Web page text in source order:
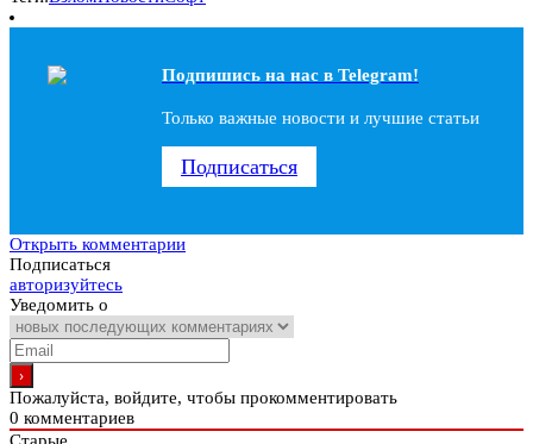
Подпишись на наc в Telegram!
Только важные новости и лучшие статьи
Подписаться
Открыть комментарии
Подписаться
авторизуйтесь
Уведомить о
Пожалуйста, войдите, чтобы прокомментировать
0 комментариев